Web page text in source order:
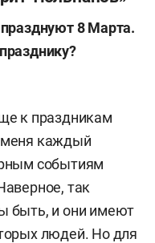
8 Марта.
к праздникам
меня каждый
событиям
так
быть, и они имеют
людей. Но для